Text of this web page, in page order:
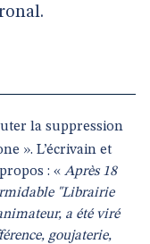
la suppression
». L’écrivain et
: « Après 18
"Librairie
a été viré
goujaterie,